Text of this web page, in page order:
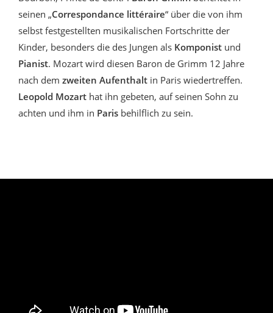
seinen „Correspondance littéraire“ über die von ihm
selbst festgestellten musikalischen Fortschritte der
Kinder, besonders die des Jungen als Komponist und
Pianist. Mozart wird diesen Baron de Grimm 12 Jahre
nach dem zweiten Aufenthalt in Paris wiedertreffen.
Leopold Mozart hat ihn gebeten, auf seinen Sohn zu
achten und ihm in Paris behilflich zu sein.